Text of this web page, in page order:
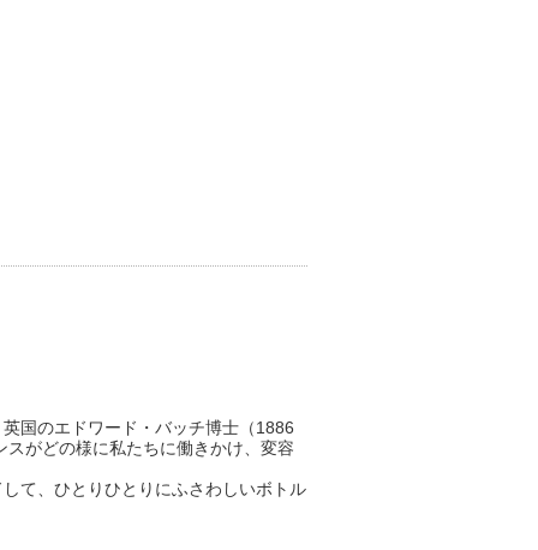
国のエドワード・バッチ博士（1886
がどの様に私たちに働きかけ、変容
て、ひとりひとりにふさわしいボトル